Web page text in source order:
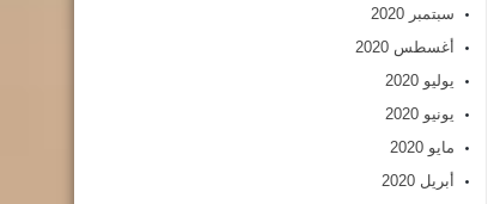
سبتمبر 2020
أغسطس 2020
يوليو 2020
يونيو 2020
مايو 2020
أبريل 2020